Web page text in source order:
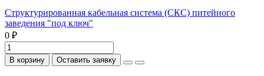
Структурированная кабельная система (СКС) питейного
заведения "под ключ"
0 ₽
В корзину Оставить заявку